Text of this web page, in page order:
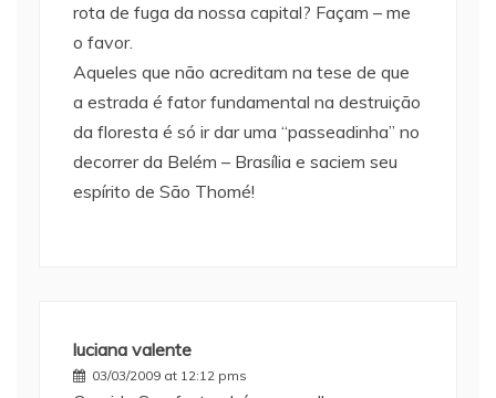
rota de fuga da nossa capital? Façam – me
o favor.
Aqueles que não acreditam na tese de que
a estrada é fator fundamental na destruição
da floresta é só ir dar uma “passeadinha” no
decorrer da Belém – Brasília e saciem seu
espírito de São Thomé!
luciana valente
03/03/2009 at 12:12 pms